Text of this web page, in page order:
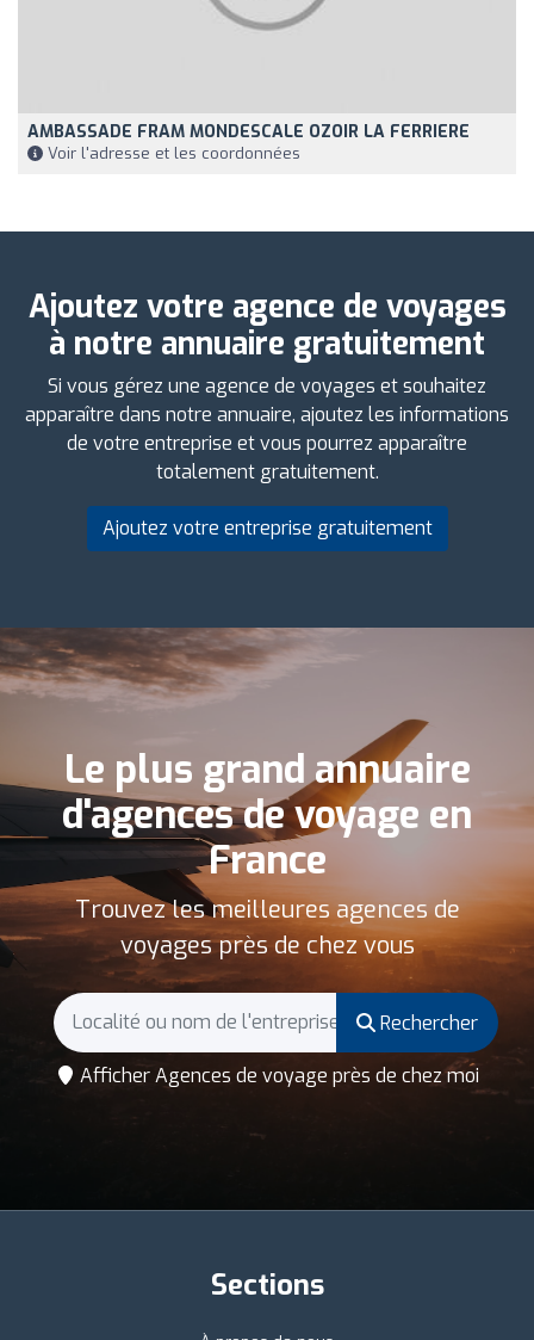
AMBASSADE FRAM MONDESCALE OZOIR LA FERRIERE
Voir l'adresse et les coordonnées
Ajoutez votre agence de voyages
à notre annuaire gratuitement
Si vous gérez une agence de voyages et souhaitez
apparaître dans notre annuaire, ajoutez les informations
de votre entreprise et vous pourrez apparaître
totalement gratuitement.
Ajoutez votre entreprise gratuitement
Le plus grand annuaire
d'agences de voyage en
France
Trouvez les meilleures agences de
voyages près de chez vous
Rechercher
Afficher Agences de voyage près de chez moi
Sections